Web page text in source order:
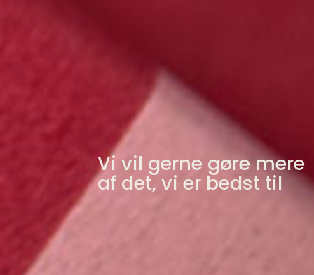
Vi vil gerne gøre mere
af det, vi er bedst til